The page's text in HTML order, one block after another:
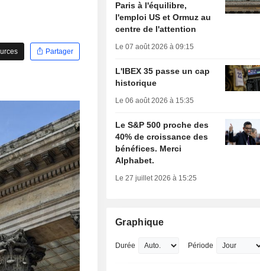
Partager
Paris à l'équilibre,
l'emploi US et Ormuz au
centre de l'attention
Le 07 août 2026 à 09:15
L'IBEX 35 passe un cap
historique
Le 06 août 2026 à 15:35
Le S&P 500 proche des
40% de croissance des
bénéfices. Merci
Alphabet.
Le 27 juillet 2026 à 15:25
Graphique
Durée Période